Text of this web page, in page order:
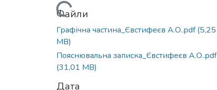
Вантажиться...
Файли
Графічна частина_Євстифеєв А.О..pdf(5,25
MB)
Пояснювальна записка_Євстифеєв А.О..pdf
(31,01 MB)
Дата